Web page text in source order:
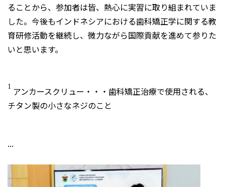
ることから、参加者は皆、熱心に実習に取り組まれていま
した。今後もインドネシアにおける歯科矯正学に関する教
育研修活動を継続し、微力ながら国際貢献を進めて参りた
いと思います。
1 アンカースクリュー・・・歯科矯正治療で使用される、
チタン製の小さなネジのこと
...